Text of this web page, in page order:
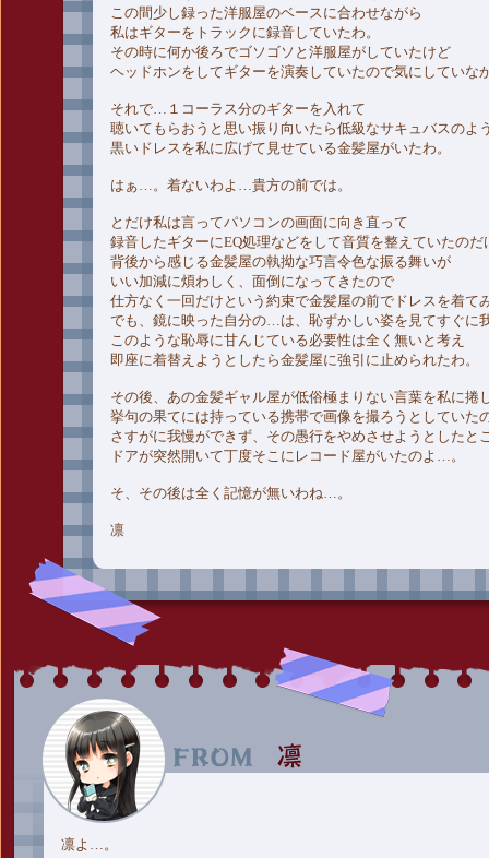
この間少し録った洋服屋のベースに合わせながら
私はギターをトラックに録音していたわ。
その時に何か後ろでゴソゴソと洋服屋がしていたけど
ヘッドホンをしてギターを演奏していたので気にしていな
それで…１コーラス分のギターを入れて
聴いてもらおうと思い振り向いたら低級なサキュバスのよ
黒いドレスを私に広げて見せている金髪屋がいたわ。
はぁ…。着ないわよ…貴方の前では。
とだけ私は言ってパソコンの画面に向き直って
録音したギターにEQ処理などをして音質を整えていたのだ
背後から感じる金髪屋の執拗な巧言令色な振る舞いが
いい加減に煩わしく、面倒になってきたので
仕方なく一回だけという約束で金髪屋の前でドレスを着て
でも、鏡に映った自分の…は、恥ずかしい姿を見てすぐに
このような恥辱に甘んじている必要性は全く無いと考え
即座に着替えようとしたら金髪屋に強引に止められたわ。
その後、あの金髪ギャル屋が低俗極まりない言葉を私に捲
挙句の果てには持っている携帯で画像を撮ろうとしていた
さすがに我慢ができず、その愚行をやめさせようとしたと
ドアが突然開いて丁度そこにレコード屋がいたのよ…。
そ、その後は全く記憶が無いわね…。
凛
凛よ…。